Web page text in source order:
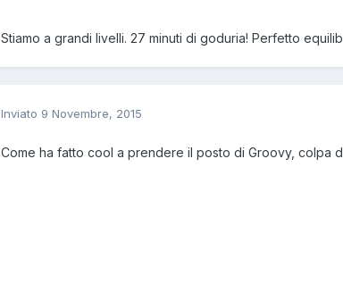
Stiamo a grandi livelli. 27 minuti di goduria! Perfetto
Inviato 9 Novembre, 2015
Come ha fatto cool a prendere il posto di Groovy, colpa